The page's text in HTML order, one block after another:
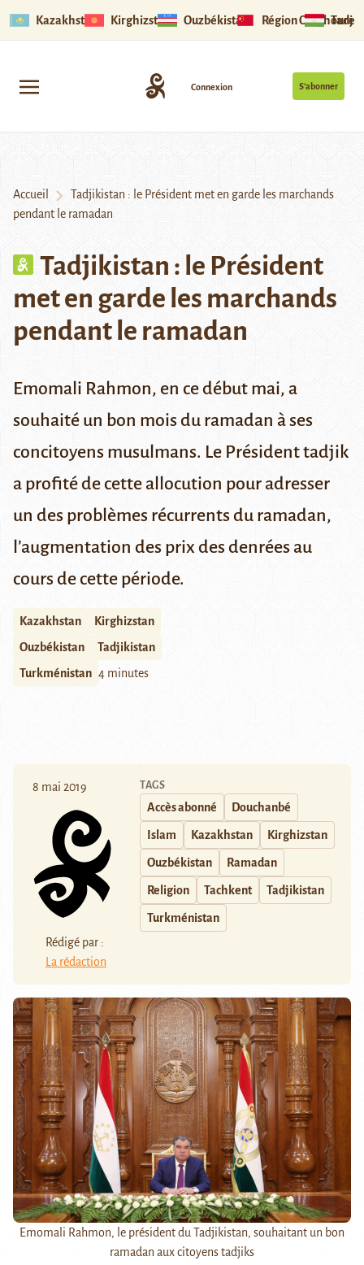
Kazakhstan Kirghizstan Ouzbékistan Région Ouïghoure
S’abonner
Connexion
Accueil
Tadjikistan : le Président met en garde les marchands
pendant le ramadan
Tadjikistan : le Président
met en garde les marchands
pendant le ramadan
Emomali Rahmon, en ce début mai, a
souhaité un bon mois du ramadan àses
concitoyens musulmans. Le Président tadjik
a profité de cette allocution pour adresser
un des problèmes récurrents du ramadan,
l’augmentation des prix des denrées au
cours de cette période.
Kazakhstan
Kirghizstan
Ouzbékistan
Tadjikistan
Turkménistan 4 minutes
8 mai 2019
Rédigé par :
La rédaction
TAGS
Accès abonné Douchanbé
Islam Kazakhstan Kirghizstan
Ouzbékistan Ramadan
Religion Tachkent Tadjikistan
Turkménistan
Emomali Rahmon, le président du Tadjikistan, souhaitant un bon
ramadan aux citoyens tadjiks